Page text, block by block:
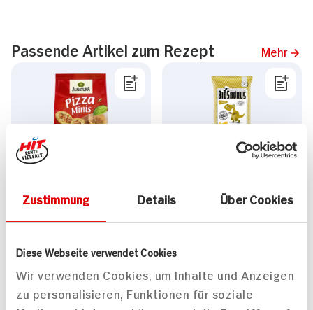
Zustimmung Details Über Cookies
Diese Webseite verwendet Cookies
Wir verwenden Cookies, um Inhalte und Anzeigen
zu personalisieren, Funktionen für soziale
Passende Artikel zum Rezept Mehr
Alnatura Pizza Minis
1.99
Mehr anzeigen